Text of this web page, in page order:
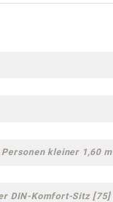
kleiner 1,60 m
DIN-Komfort-Sitz [75]